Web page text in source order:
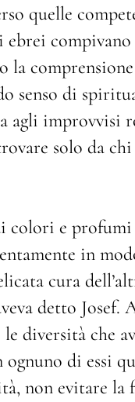
quelle
la
senso di
agli improvvisi
solo da
colori e
in
cura
detto Josef.
diversità che
di essi
non evitare